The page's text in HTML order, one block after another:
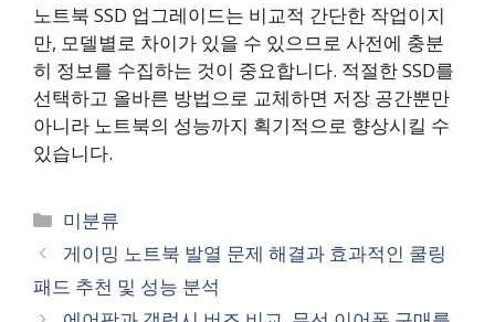
노트북 SSD 업그레이드는 비교적 간단한 작업이지
만, 모델별로 차이가 있을 수 있으므로 사전에 충분
히 정보를 수집하는 것이 중요합니다. 적절한 SSD를
선택하고 올바른 방법으로 교체하면 저장 공간뿐만
아니라 노트북의 성능까지 획기적으로 향상시킬 수
있습니다.
카
테
고
리
미분류
게이밍 노트북 발열 문제 해결과 효과적인 쿨링
패드 추천 및 성능 분석